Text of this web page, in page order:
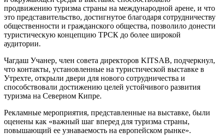
продвижению туризма страны на международной арене, и что
это представительство, достигнутое благодаря сотрудничеству
общественности и гражданского общества, позволило донести
туристическую концепцию ТРСК до более широкой
аудитории.
Чагдаш Учанер, член совета директоров KITSAB, подчеркнул,
что контакты, установленные на туристической выставке в
Утрехте, открыли двери для нового сотрудничества и
способствовали достижению целей устойчивого развития
туризма на Северном Кипре.
Рекламные мероприятия, представленные на выставке, были
оценены как «важный шаг вперед для туризма страны,
повышающий ее узнаваемость на европейском рынке».